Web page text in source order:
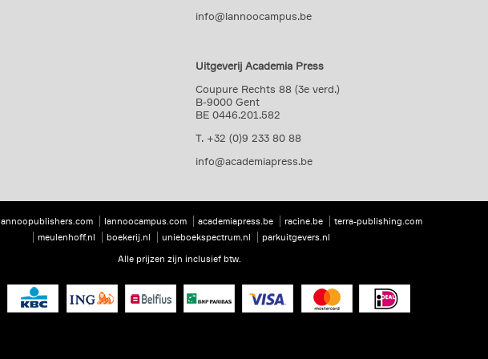
info@lannoocampus.be
Uitgeverij Academia Press
Coupure Rechts 88 (3e verd.)
B-9000 Gent
BE 0446.201.582
T. +32 (0)9 233 80 88
info@academiapress.be
lannoocampus.com academiapress.be racine.be
terra-publishing.com
meulenhoff.nl
boekerij.nl unieboekspectrum.nl
parkuitgevers.nl
Alle prijzen zijn inclusief btw.